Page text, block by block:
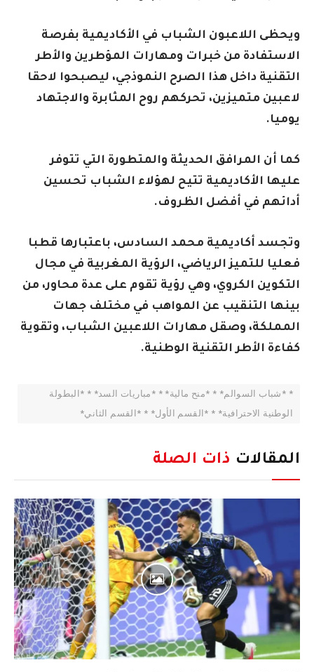
ويحظى اللاعبون الشباب في الأكاديمية بفرصة
الاستفادة من خبرات ومهارات المؤطرين والأطر
التقنية داخل هذا الصرح النموذجي، ليصبحوا لاحقا
لاعبين متميزين، تحركهم روح المثابرة والاجتهاد
يوميا.
كما أن المرافق الحديثة والمتطورة التي تتوفر
عليها الأكاديمية تتيح لهؤلاء الشباب تحسين
أدائهم في أفضل الظروف.
وتجسد أكاديمية محمد السادس، باعتبارها قطبا
فعليا للتميز الرياضي، الرؤية المغربية في مجال
التكوين الكروي، وهي رؤية تقوم على عدة محاور، من
بينها التنقيب عن المواهب في مختلف جهات
المملكة، وصقل مهارات اللاعبين الشباب، وتقوية
كفاءة الأطر التقنية الوطنية.
* *شباب السوالم* * *منح مالية* * *مباريات السد* * *البطولة
الوطنية الاحترافية* * *القسم الأول* * *القسم الثاني*
المقالات ذات الصلة